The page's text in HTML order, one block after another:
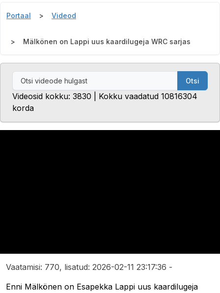
Portaal Videod
Mälkönen on Lappi uus kaardilugeja WRC sarjas
Otsi
Videosid kokku: 3830 | Kokku vaadatud 10816304
korda
Vaatamisi: 770, lisatud: 2026-02-11 23:17:36 -
Enni Mälkönen on Esapekka Lappi uus kaardilugeja